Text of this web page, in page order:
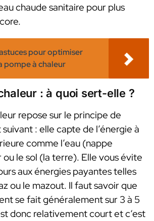
chaude sanitaire pour plus
pour optimiser
pompe à chaleur
: à quoi sert-elle ?
repose sur le principe de
: elle capte de l’énergie à
comme l’eau (nappe
ou le sol (la terre). Elle vous évite
aux énergies payantes telles
ou le mazout. Il faut savoir que
se fait généralement sur 3 à 5
donc relativement court et c‘est